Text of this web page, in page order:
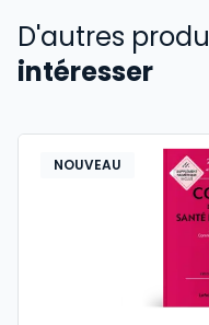
D'autres
intéresser
NOUVEAU